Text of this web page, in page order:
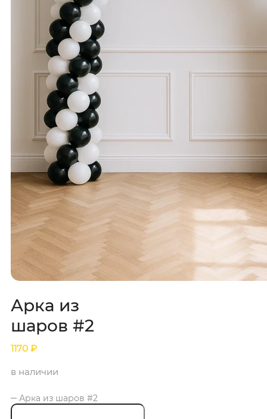
Арка из
шаров #2
1170 ₽
в наличии
Арка из шаров #2